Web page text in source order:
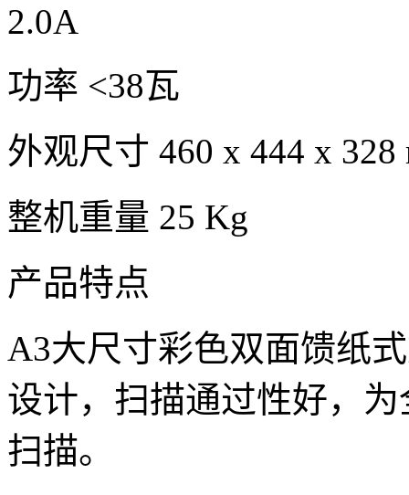
2.0A
功率 <38瓦
外观尺寸 460 x 444 x
整机重量 25 Kg
产品特点
A3大尺寸彩色双面馈纸
设计，扫描通过性好，
扫描。